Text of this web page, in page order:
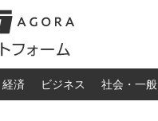
経済 ビジネス 社会・一般